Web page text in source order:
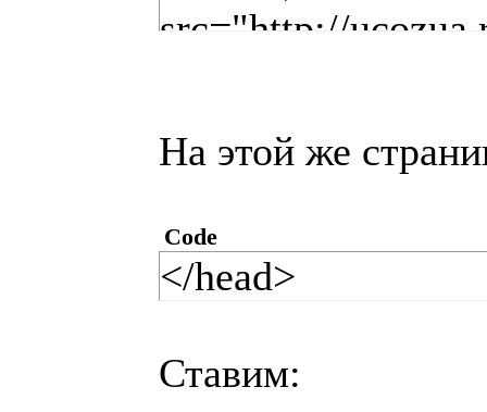
src="http://
<div
id="loading_fon"
На этой же
Code
</head>
Ставим: